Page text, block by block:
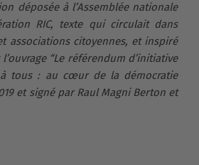
déposée à l’Assemblée nationale
RIC, texte qui circulait dans
associations citoyennes, et inspiré
“Le référendum d’initiative
à tous : au cœur de la démocratie
et signé par Raul Magni Berton et